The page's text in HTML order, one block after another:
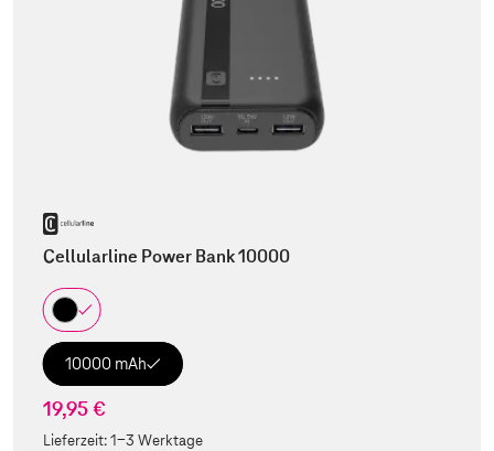
Cellularline Power Bank 10000
10000 mAh
19,95 €
Lieferzeit:1-3 Werktage